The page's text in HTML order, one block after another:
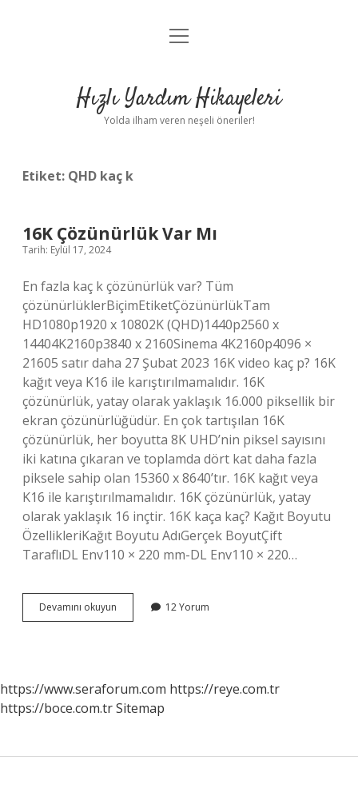
Anasayfa
Yasal Uyarı
menüyü
Hızlı Yardım Hikayeleri
Yolda ilham veren neşeli öneriler!
Etiket: QHD kaç k
16K Çözünürlük Var Mı
Tarih: Eylül 17, 2024
En fazla kaç k çözünürlük var? Tüm
çözünürlüklerBiçimEtiketÇözünürlükTam
HD1080p1920 x 10802K (QHD)1440p2560 x
14404K2160p3840 x 2160Sinema 4K2160p4096 ×
21605 satır daha 27 Şubat 2023 16K video kaç p? 16K
kağıt veya K16 ile karıştırılmamalıdır. 16K
çözünürlük, yatay olarak yaklaşık 16.000 piksellik bir
ekran çözünürlüğüdür. En çok tartışılan 16K
çözünürlük, her boyutta 8K UHD’nin piksel sayısını
iki katına çıkaran ve toplamda dört kat daha fazla
piksele sahip olan 15360 x 8640’tır. 16K kağıt veya
K16 ile karıştırılmamalıdır. 16K çözünürlük, yatay
olarak yaklaşık 16 inçtir. 16K kaça kaç? Kağıt Boyutu
ÖzellikleriKağıt Boyutu AdıGerçek BoyutÇift
TaraflıDL Env110 × 220 mm-DL Env110 × 220…
Devamını okuyun
Çözünürlük
12 Yorum
https://www.seraforum.com https://reye.com.tr
https://boce.com.trSitemap